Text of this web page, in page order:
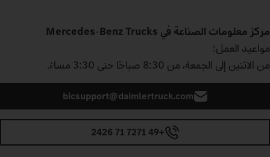
مركز معلومات الصناعة في Mercedes ‑Benz Trucks
مواعيد العمل:
من الاثنين إلى الجمعة، من 8:30 صباحًا حتى 3:30 مساءً.
bicsupport@daimlertruck.com
+49 7271 71 2426